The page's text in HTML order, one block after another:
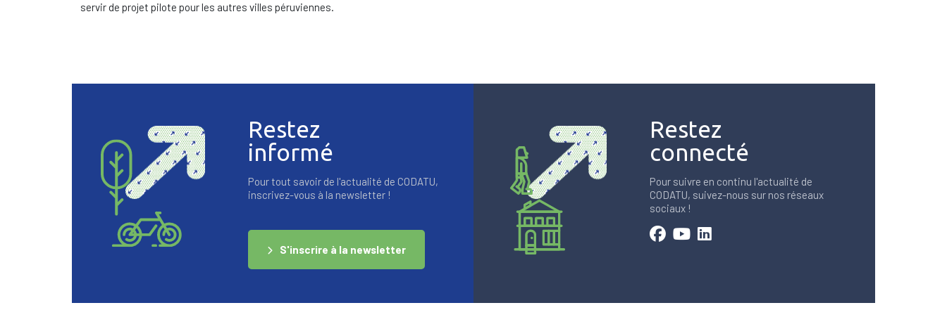
servir de projet pilote pour les autres villes péruviennes.
Restez
informé
Pour tout savoir de l'actualité de CODATU,
inscrivez-vous à la newsletter !
S'inscrire à la newsletter
Restez
connecté
Pour suivre en continu l'actualité de
CODATU, suivez-nous sur nos réseaux
sociaux !